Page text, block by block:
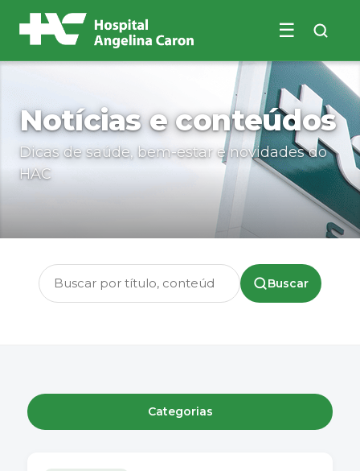
☰
Buscar no site
Notícias e conteúdos
Dicas de saúde, bem-estar e novidades do
HAC
Buscar
Categorias